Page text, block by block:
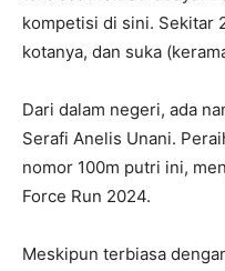
kompetisi di sini. Sekitar
kotanya, dan suka
Dari dalam negeri, ada
Serafi Anelis Unani.
nomor 100m putri ini,
Force Run 2024.
Meskipun terbiasa